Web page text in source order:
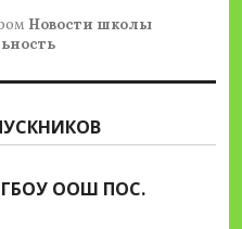
Новости школы
ООШ ПОС.